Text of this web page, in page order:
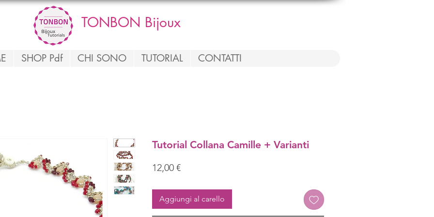
SHOP Pdf CHI SONO TUTORIAL CONTATTI
TONBON Bijoux
Tutorial Collana Camille + Varianti
12,00 €Prezzo
Aggiungi al carello